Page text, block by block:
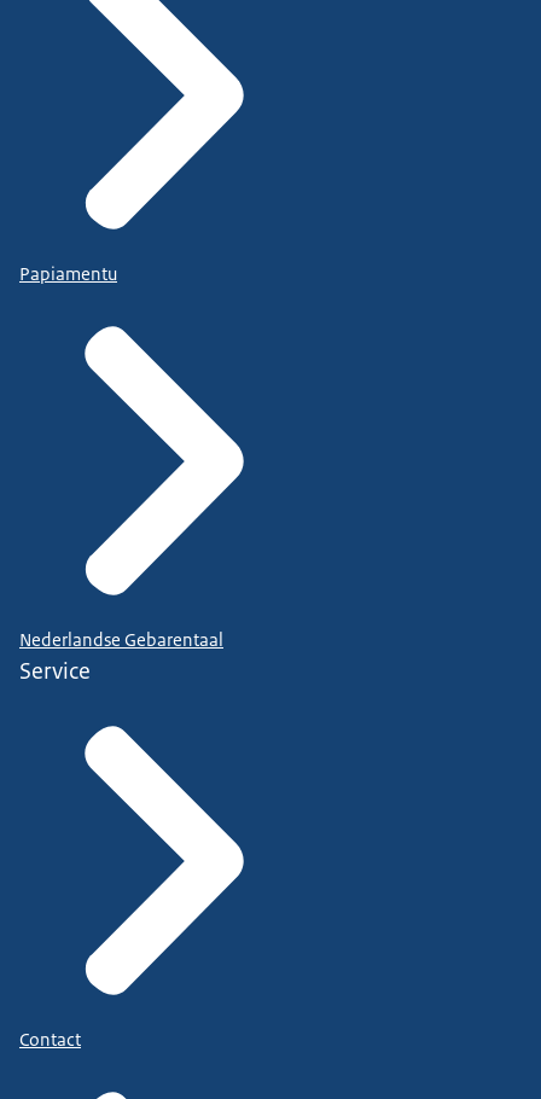
Papiamentu
Nederlandse Gebarentaal
Service
Contact